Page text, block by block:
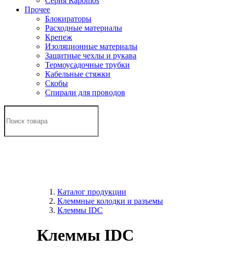
Прочее
Блокираторы
Расходные материалы
Крепеж
Изоляционные материалы
Защитные чехлы и рукава
Термоусадочные трубки
Кабельные стяжки
Скобы
Спирали для проводов
Каталог продукции
Клеммные колодки и разъемы
Клеммы IDC
Клеммы IDC